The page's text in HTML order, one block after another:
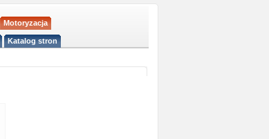
Motoryzacja
Katalog stron